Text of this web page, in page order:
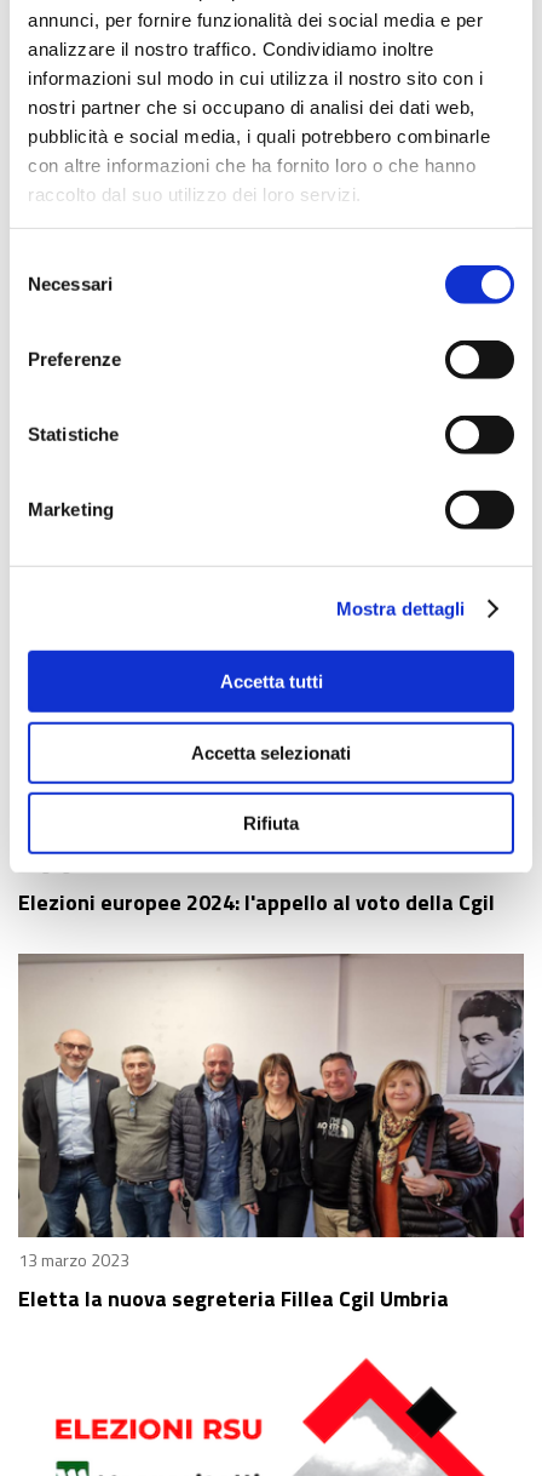
annunci, per fornire funzionalità dei social media e per
analizzare il nostro traffico. Condividiamo inoltre
informazioni sul modo in cui utilizza il nostro sito con i
nostri partner che si occupano di analisi dei dati web,
pubblicità e social media, i quali potrebbero combinarle
con altre informazioni che ha fornito loro o che hanno
raccolto dal suo utilizzo dei loro servizi.
delNecessari
Preferenze
Statistiche
Marketing
Mostra dettagli
Accetta tutti
Accetta selezionati
Rifiuta
02 aprile 2025
La Fillea Cgil si afferma nelle elezioni RSU alla CVR
S.p.A di Padule-Gubbio
Fillea Cgil Umbria: eletta la nuova segreteria
07 giugno 2024
Elezioni europee 2024: l'appello al voto della Cgil
13 marzo 2023
Eletta la nuova segreteria Fillea Cgil Umbria